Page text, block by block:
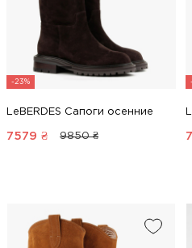
-23%
LeBERDES Сапоги осенние
7579 ₴ 9850 ₴